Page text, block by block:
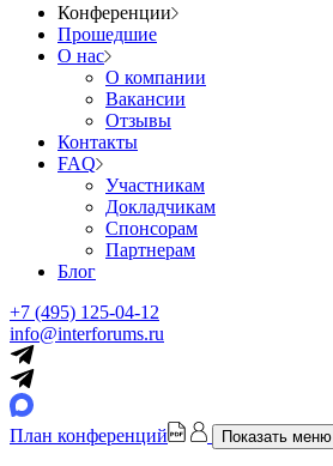
Конференции
Прошедшие
О нас
О компании
Вакансии
Отзывы
Контакты
FAQ
Участникам
Докладчикам
Спонсорам
Партнерам
Блог
+7 (495) 125-04-12
info@interforums.ru
План конференций Показать меню